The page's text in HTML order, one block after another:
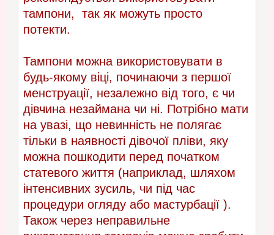
тампони, так як можуть просто
потекти.
Тампони можна використовувати в
будь-якому віці, починаючи з першої
менструації, незалежно від того, є чи
дівчина незаймана чи ні. Потрібно мати
на увазі, що невинність не полягає
тільки в наявності дівочої пліви, яку
можна пошкодити перед початком
статевого життя (наприклад, шляхом
інтенсивних зусиль, чи під час
процедури огляду або мастурбації ).
Також через неправильне